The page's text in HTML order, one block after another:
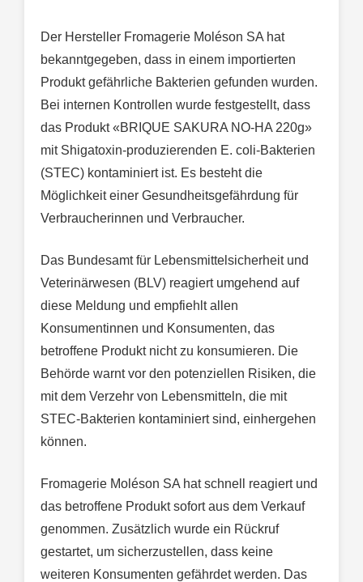
Der Hersteller Fromagerie Moléson SA hat
bekanntgegeben, dass in einem importierten
Produkt gefährliche Bakterien gefunden wurden.
Bei internen Kontrollen wurde festgestellt, dass
das Produkt «BRIQUE SAKURA NO-HA 220g»
mit Shigatoxin-produzierenden E. coli-Bakterien
(STEC) kontaminiert ist. Es besteht die
Möglichkeit einer Gesundheitsgefährdung für
Verbraucherinnen und Verbraucher.
Das Bundesamt für Lebensmittelsicherheit und
Veterinärwesen (BLV) reagiert umgehend auf
diese Meldung und empfiehlt allen
Konsumentinnen und Konsumenten, das
betroffene Produkt nicht zu konsumieren. Die
Behörde warnt vor den potenziellen Risiken, die
mit dem Verzehr von Lebensmitteln, die mit
STEC-Bakterien kontaminiert sind, einhergehen
können.
Fromagerie Moléson SA hat schnell reagiert und
das betroffene Produkt sofort aus dem Verkauf
genommen. Zusätzlich wurde ein Rückruf
gestartet, um sicherzustellen, dass keine
weiteren Konsumenten gefährdet werden. Das